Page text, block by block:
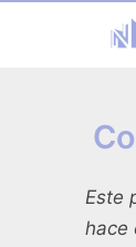
Este
hace